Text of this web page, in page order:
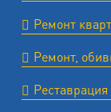
Ремонт
Ремонт,